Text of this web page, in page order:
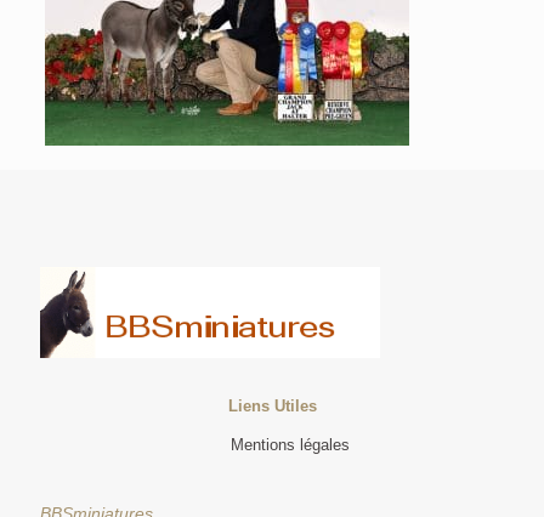
Liens Utiles
Mentions légales
BBSminiatures